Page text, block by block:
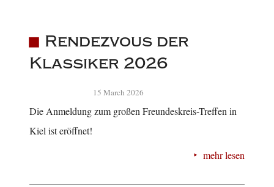
Rendezvous der
Klassiker 2026
15 March 2026
Die Anmeldung zum großen Freundeskreis-Treffen in
Kiel ist eröffnet!
mehr lesen